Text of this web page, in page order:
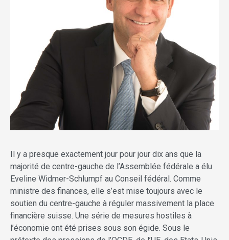
Il y a presque exactement jour pour jour dix ans que la
majorité de centre-gauche de l’Assemblée fédérale a élu
Eveline Widmer-Schlumpf au Conseil fédéral. Comme
ministre des finances, elle s’est mise toujours avec le
soutien du centre-gauche à réguler massivement la place
financière suisse. Une série de mesures hostiles à
l’économie ont été prises sous son égide. Sous le